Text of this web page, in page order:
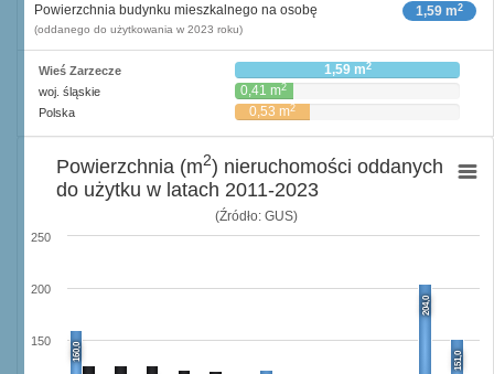
1,59 m2
Powierzchnia budynku mieszkalnego na osobę
(oddanego do użytkowania w 2023 roku)
Wieś Zarzecze 1,59 m2
woj. śląskie 0,41 m2
Polska 0,53 m2
(Źródło: GUS)
160,0
204,0
151,0
150
200
250
Powierzchnia (m2) nieruchomości oddanych
do użytku w latach 2011-2023